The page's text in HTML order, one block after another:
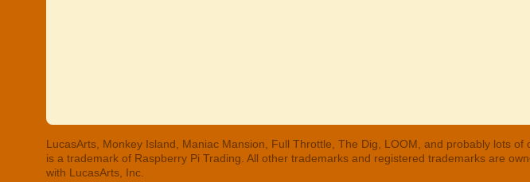
LucasArts, Monkey Island, Maniac Mansion, Full Throttle, The Dig, LOOM, and probably lots
is a trademark of Raspberry Pi Trading. All other trademarks and registered trademarks are
with LucasArts, Inc.